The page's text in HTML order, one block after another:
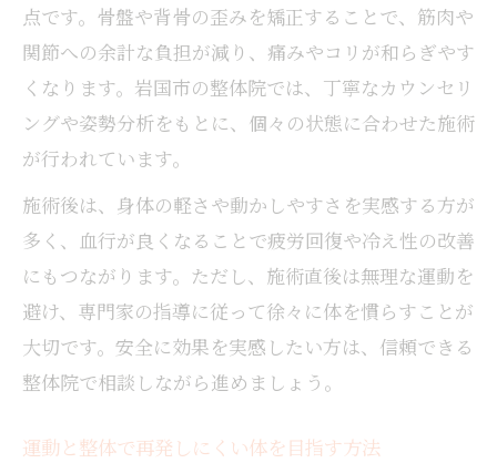
点です。骨盤や背骨の歪みを矯正することで、筋肉や
関節への余計な負担が減り、痛みやコリが和らぎやす
くなります。岩国市の整体院では、丁寧なカウンセリ
ングや姿勢分析をもとに、個々の状態に合わせた施術
が行われています。
施術後は、身体の軽さや動かしやすさを実感する方が
多く、血行が良くなることで疲労回復や冷え性の改善
にもつながります。ただし、施術直後は無理な運動を
避け、専門家の指導に従って徐々に体を慣らすことが
大切です。安全に効果を実感したい方は、信頼できる
整体院で相談しながら進めましょう。
運動と整体で再発しにくい体を目指す方法